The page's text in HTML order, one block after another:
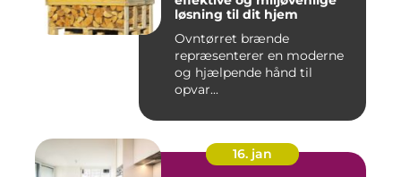
løsning til dit hjem
Ovntørret brænde
repræsenterer en moderne
og hjælpende hånd til
opvar...
16. jan